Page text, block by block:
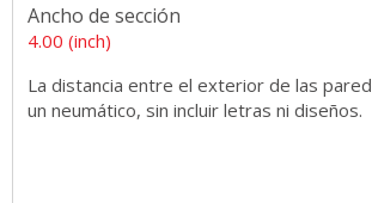
Ancho de sección
4.00 (inch)
La distancia entre el exterior de las
un neumático, sin incluir letras ni diseños.